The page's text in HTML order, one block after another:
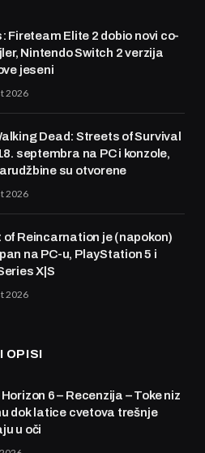
Fireteam Elite 2 dobio novi co-
Nintendo Switch 2 verzija
jeseni
2026
Dead: Streets of Survival
septembra na PC i konzole,
su otvorene
2026
of Reincarnation je (napokon)
na PC-u, PlayStation 5 i
X|S
2026
OPISI
6 – Recenzija – Toke niz
dok latice cvetova trešnje
u oči